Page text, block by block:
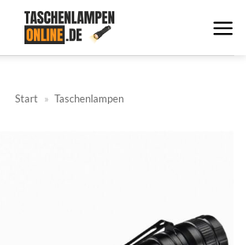
Start » Taschenlampen